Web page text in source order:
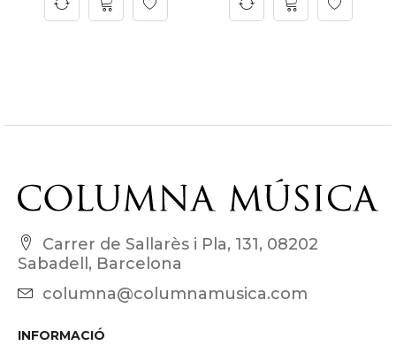
Carrer de Sallarès i Pla, 131, 08202
Sabadell, Barcelona
columna@columnamusica.com
INFORMACIÓ